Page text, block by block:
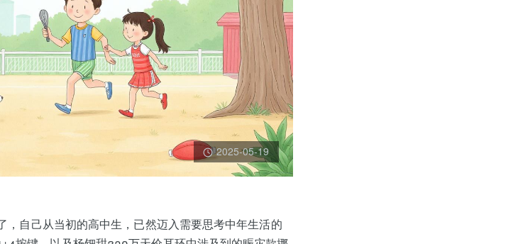
2025-05-19
，自己从当初的高中生，已然迈入需要思考中年生活的